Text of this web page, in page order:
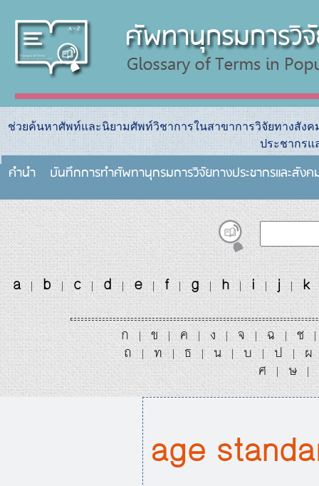
ช่วยค้นหาศัพท์และนิยามศัพท์วิชาการในสาขาการวิจัยทางสัง
ประชากรแ
คำนำ บันทึกการทําศัพทานุกรมการวิจัยทางประชากรและสัง
a | b | c | d | e | f | g | h | i | j | k
ก | ข | ค | ง | จ | ฉ | ช |
ถ | ท | ธ | น | บ | ป |
ผ
ศ
| ษ |
age